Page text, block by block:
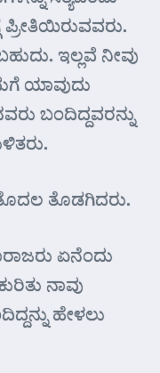
ಪ್ರೀತಿಯಿರುವವರು.
ಇಲ್ಲವೆ ನೀವು
ಯಾವುದು
ಬಂದಿದ್ದವರನ್ನು
ತೊಡಗಿದರು.
ಏನೆಂದು
ನಾವು
ಹೇಳಲು